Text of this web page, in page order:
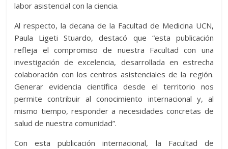
labor asistencial con la ciencia.
Al respecto, la decana de la Facultad de Medicina UCN,
Paula Ligeti Stuardo, destacó que “esta publicación
refleja el compromiso de nuestra Facultad con una
investigación de excelencia, desarrollada en estrecha
colaboración con los centros asistenciales de la región.
Generar evidencia científica desde el territorio nos
permite contribuir al conocimiento internacional y, al
mismo tiempo, responder a necesidades concretas de
salud de nuestra comunidad”.
Con esta publicación internacional, la Facultad de